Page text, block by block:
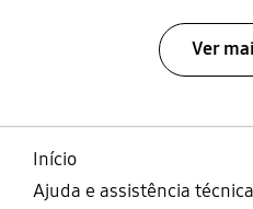
Ver
Início
Ajuda e assistência